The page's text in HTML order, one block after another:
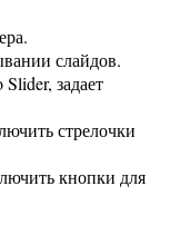
слайдов.
задает
стрелочки
кнопки для